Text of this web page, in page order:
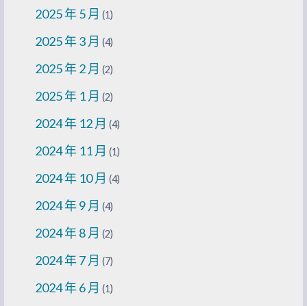
2025 年 5 月 (1)
2025 年 3 月 (4)
2025 年 2 月 (2)
2025 年 1 月 (2)
2024 年 12 月 (4)
2024 年 11 月 (1)
2024 年 10 月 (4)
2024 年 9 月 (4)
2024 年 8 月 (2)
2024 年 7 月 (7)
2024 年 6 月 (1)